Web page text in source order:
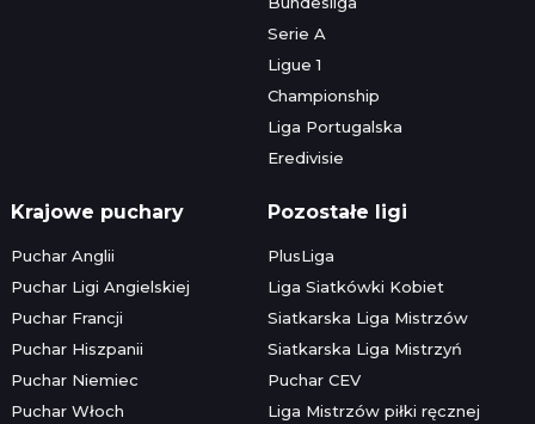
Serie A
Ligue 1
Championship
Liga Portugalska
Eredivisie
Krajowe puchary
Puchar Anglii
Puchar Ligi Angielskiej
Puchar Francji
Puchar Hiszpanii
Puchar Niemiec
Puchar Włoch
Pozostałe ligi
PlusLiga
Liga Siatkówki Kobiet
Siatkarska Liga Mistrzów
Siatkarska Liga Mistrzyń
Puchar CEV
Liga Mistrzów piłki ręcznej